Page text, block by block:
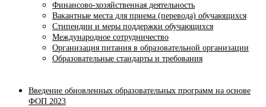
Финансово-хозяйственная деятельность
Вакантные места для приема (перевода) обучающихся
Стипендии и меры поддержки обучающихся
Международное сотрудничество
Организация питания в образовательной организации
Образовательные стандарты и требования
Введение обновленных образовательных программ на основе
ФОП 2023